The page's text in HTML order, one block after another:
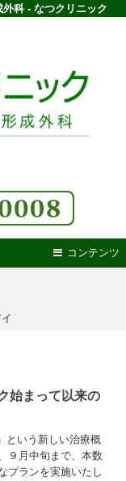
科 - なつクリニック
コンテンツ
始まって以来の
という新しい治療概
９月中旬まで、本数
プランを実施いたし